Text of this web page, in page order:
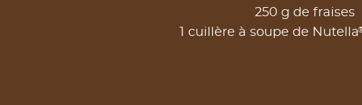
250 g de fraises
1 cuillère à soupe de Nutella